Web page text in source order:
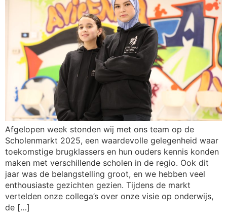
Afgelopen week stonden wij met ons team op de
Scholenmarkt 2025, een waardevolle gelegenheid waar
toekomstige brugklassers en hun ouders kennis konden
maken met verschillende scholen in de regio. Ook dit
jaar was de belangstelling groot, en we hebben veel
enthousiaste gezichten gezien. Tijdens de markt
vertelden onze collega’s over onze visie op onderwijs,
de […]